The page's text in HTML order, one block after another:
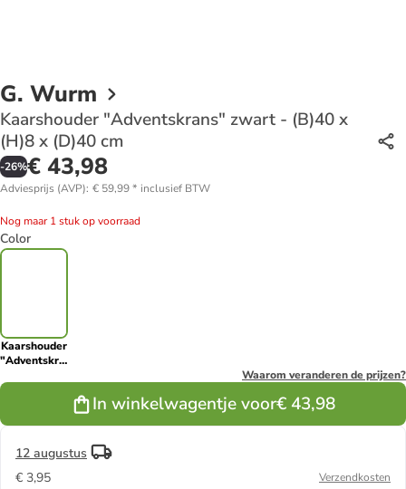
G. Wurm
Kaarshouder "Adventskrans" zwart - (B)40 x
(H)8 x (D)40 cm
-26%€ 43,98
Adviesprijs (AVP): € 59,99* inclusief BTW
Nog maar 1 stuk op voorraad
Color
Kaarshouder
"Adventskrans"
(B)40 x (H)8
Waarom veranderen de prijzen?
In winkelwagentje voor€ 43,98
12 augustus
€ 3,95
Verzendkosten